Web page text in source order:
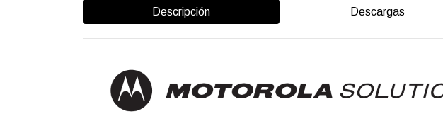
Descripción Descargas